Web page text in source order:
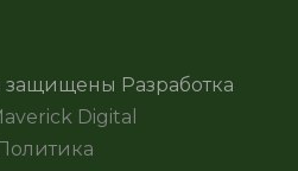
защищены Разработка
Digital